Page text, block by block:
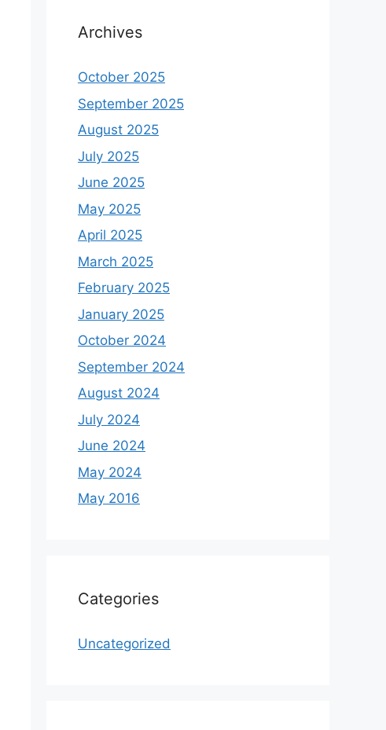
Archives
October 2025
September 2025
August 2025
July 2025
June 2025
May 2025
April 2025
March 2025
February 2025
January 2025
October 2024
September 2024
August 2024
July 2024
June 2024
May 2024
May 2016
Categories
Uncategorized